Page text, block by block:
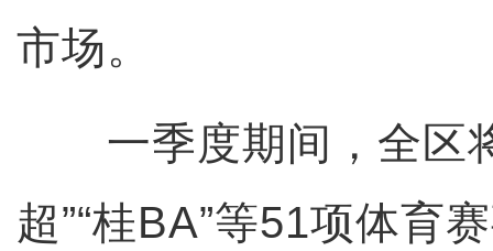
市场。
一季度期间，全区
超”“桂BA”等51项体育